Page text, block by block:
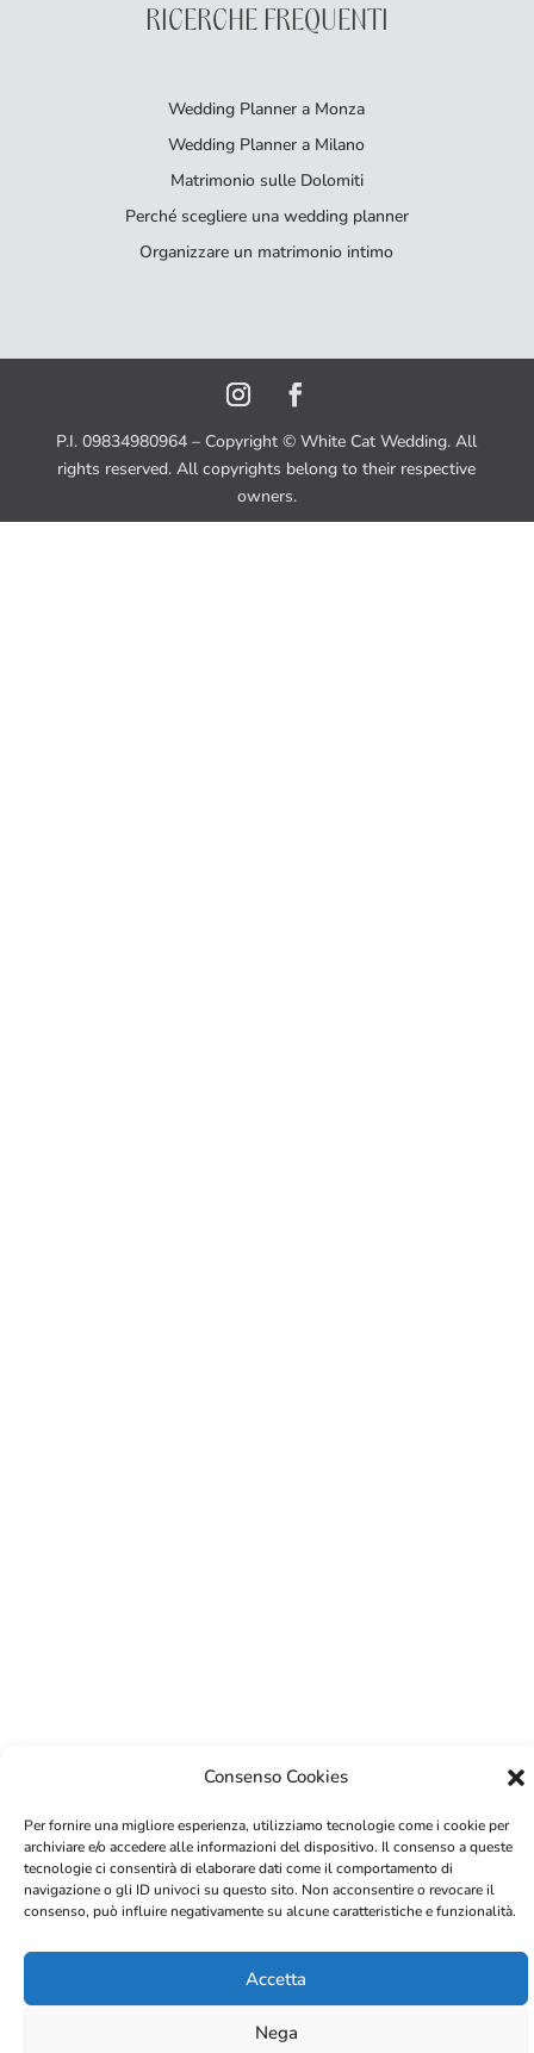
Consenso Cookies
Per fornire una migliore esperienza, utilizziamo tecnologie come i cookie per
archiviare e/o accedere alle informazioni del dispositivo. Il consenso a queste
tecnologie ci consentirà di elaborare dati come il comportamento di
navigazione o gli ID univoci su questo sito. Non acconsentire o revocare il
consenso, può influire negativamente su alcune caratteristiche e funzionalità.
Accetta
Nega
RICERCHE FREQUENTI
Wedding Planner a Monza
Wedding Planner a Milano
Matrimonio sulle Dolomiti
Perché scegliere una wedding planner
Organizzare un matrimonio intimo
P.I. 09834980964 – Copyright © White Cat Wedding. All
rights reserved. All copyrights belong to their respective
owners.